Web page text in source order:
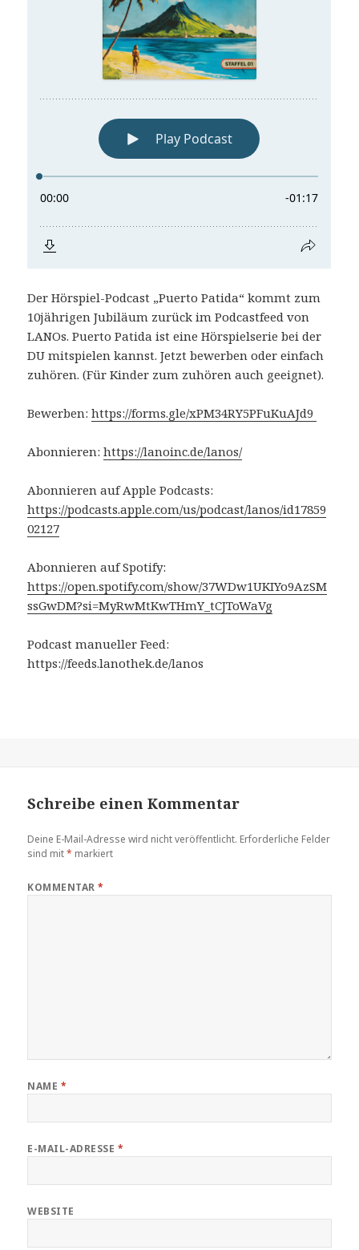
Der Hörspiel-Podcast „Puerto Patida“ kommt zum
10jährigen Jubiläum zurück im Podcastfeed von
LANOs. Puerto Patida ist eine Hörspielserie bei der
DU mitspielen kannst. Jetzt bewerben oder einfach
zuhören. (Für Kinder zum zuhören auch geeignet).
Bewerben:https://forms.gle/xPM34RY5PFuKuAJd9
Abonnieren:https://lanoinc.de/lanos/
Abonnieren auf Apple Podcasts:
https://podcasts.apple.com/us/podcast/lanos/id17859
02127
Abonnieren auf Spotify:
https://open.spotify.com/show/37WDw1UKIYo9AzSM
ssGwDM?si=MyRwMtKwTHmY_tCJToWaVg
Podcast manueller Feed:
https://feeds.lanothek.de/lanos
Schreibe einen Kommentar
Deine E-Mail-Adresse wird nicht veröffentlicht. Erforderliche Felder
sind mit* markiert
KOMMENTAR*
NAME *
E-MAIL-ADRESSE *
WEBSITE